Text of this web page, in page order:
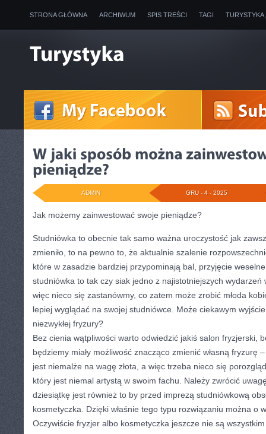
STRONA GŁÓWNA ARCHIWUM SPIS TREŚCI TAGI
GRU - 4 - 2025
ADMIN
Jak możemy zainwestować swoje pieniądze?
Studniówka to obecnie tak samo ważna uroczystość jak
zmieniło, to na pewno to, że aktualnie szalenie
które w zasadzie bardziej przypominają bal, przyjęcie
studniówka to tak czy siak jedno z najistotniejszych wydarzeń
więc nieco się zastanówmy, co zatem może zrobić młoda
lepiej wyglądać na swojej studniówce. Może ciekawym
niezwykłej fryzury?
Bez cienia wątpliwości warto odwiedzić jakiś salon fryzjerski,
będziemy miały możliwość znacząco zmienić własną fryzurę
jest niemalże na wagę złota, a więc trzeba nieco się
który jest niemal artystą w swoim fachu. Należy zwrócić
dziesiątkę jest również to by przed imprezą studniówkową
kosmetyczka. Dzięki właśnie tego typu rozwiązaniu można o
Oczywiście fryzjer albo kosmetyczka jeszcze nie są